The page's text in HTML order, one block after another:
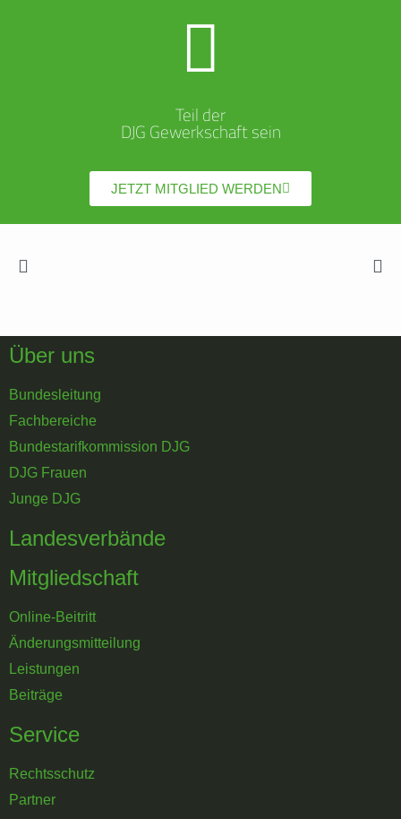
Teil der
DJG Gewerkschaft sein
JETZT MITGLIED WERDEN
Über uns
Bundesleitung
Fachbereiche
Bundestarifkommission DJG
DJG Frauen
Junge DJG
Landesverbände
Mitgliedschaft
Online-Beitritt
Änderungsmitteilung
Leistungen
Beiträge
Service
Rechtsschutz
Partner